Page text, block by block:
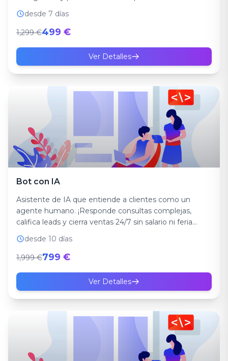
red...
desde 7 días
1,299 €499 €
Ver Detalles
Bot con IA
Asistente de IA que entiende a clientes como un
agente humano. ¡Responde consultas complejas,
califica leads y cierra ventas 24/7 sin salario ni feria...
desde 10 días
1,999 €799 €
Ver Detalles